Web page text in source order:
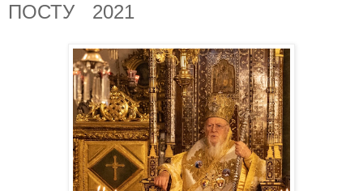
ПОСТУ 2021